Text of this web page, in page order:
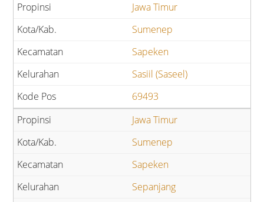
Jawa Timur
Sumenep
Sapeken
Sasiil (Saseel)
69493
Jawa Timur
Sumenep
Sapeken
Sepanjang